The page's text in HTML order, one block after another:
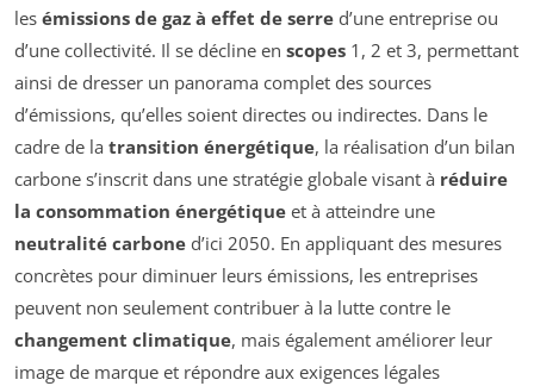
les émissions de gaz à effet de serre d’une entreprise ou
d’une collectivité. Il se décline en scopes 1, 2 et 3, permettant
ainsi de dresser un panorama complet des sources
d’émissions, qu’elles soient directes ou indirectes. Dans le
cadre de la transition énergétique, la réalisation d’un bilan
carbone s’inscrit dans une stratégie globale visant à réduire
la consommation énergétique et à atteindre une
neutralité carbone d’ici 2050. En appliquant des mesures
concrètes pour diminuer leurs émissions, les entreprises
peuvent non seulement contribuer à la lutte contre le
changement climatique, mais également améliorer leur
image de marque et répondre aux exigences légales